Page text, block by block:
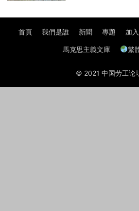
首頁 我們是誰 新聞 專題 加
馬克思主義文庫 繁
© 2021 中国劳工论